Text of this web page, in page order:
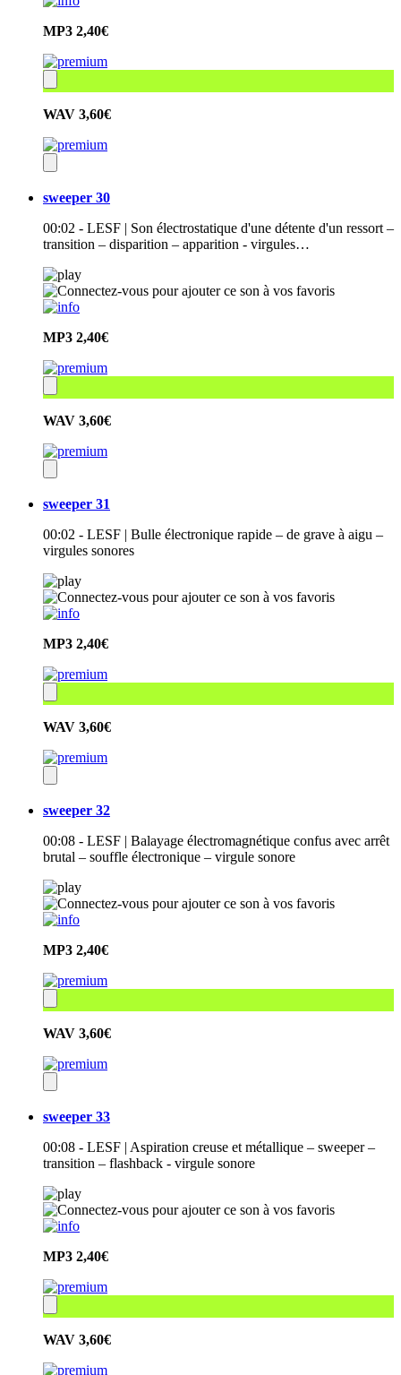
MP3 2,40€
WAV 3,60€
sweeper 30
00:02 - LESF | Son électrostatique d'une détente d'un ressort –
transition – disparition – apparition - virgules…
MP3 2,40€
WAV 3,60€
sweeper 31
00:02 - LESF | Bulle électronique rapide – de grave à aigu –
virgules sonores
MP3 2,40€
WAV 3,60€
sweeper 32
00:08 - LESF | Balayage électromagnétique confus avec arrêt
brutal – souffle électronique – virgule sonore
MP3 2,40€
WAV 3,60€
sweeper 33
00:08 - LESF | Aspiration creuse et métallique – sweeper –
transition – flashback - virgule sonore
MP3 2,40€
WAV 3,60€